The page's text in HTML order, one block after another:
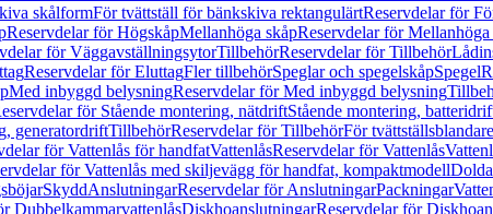
skålformFör tvättställ för bänkskiva rektangulärtReservdelar för
Reservdelar för HögskåpMellanhöga skåpReservdelar för Mellanhöga
för VäggavställningsytorTillbehörReservdelar för Tillbehör
Reservdelar för EluttagFler tillbehörSpeglar och spegelskåpSpegel
Med inbyggd belysningReservdelar för Med inbyggd belysning
för Stående montering, nätdriftStående montering,
generatordriftTillbehörReservdelar för TillbehörFör tvättställsblandare
för Vattenlås för handfatVattenlåsReservdelar för Vattenlås
för Vattenlås med skiljevägg för handfat, kompaktmodell
SkyddAnslutningarReservdelar för AnslutningarPackningar
DubbelkammarvattenlåsDiskhoanslutningarReservdelar för